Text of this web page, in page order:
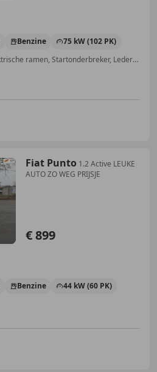
Benzine
75 kW (102 PK)
Met onderhoudshistorie, Elektrische ramen, Startonderbreker, Lederen stuurwiel, Lichtmetalen velgen, Cruise control, ABS, Centrale vergrendeling
Fiat Punto 1.2 Active LEUKE
AUTO ZO WEG PRIJSJE
€ 899
Benzine 44 kW (60 PK)